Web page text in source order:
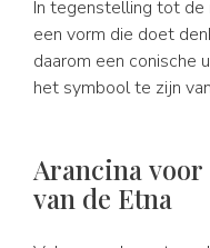
In tegenstelling tot de
een vorm die doet
daarom een conische
het symbool te zijn
Arancina
van de Etna